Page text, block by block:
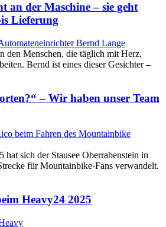
an der Maschine – sie geht
Lieferung
den Menschen, die täglich mit Herz,
Bernd ist eines dieser Gesichter –
– Wir haben unser Team
hat sich der Stausee Oberrabenstein in
für Mountainbike-Fans verwandelt.
Heavy24 2025